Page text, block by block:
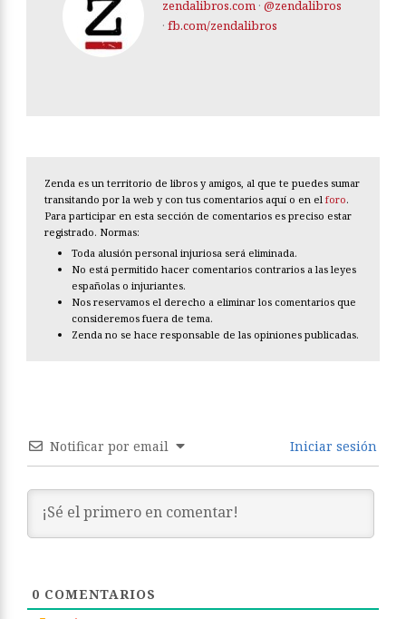
zendalibros.com · @zendalibros
· fb.com/zendalibros
Zenda es un territorio de libros y amigos, al que te puedes sumar
transitando por la web y con tus comentarios aquí o en el foro.
Para participar en esta sección de comentarios es preciso estar
registrado. Normas:
Toda alusión personal injuriosa será eliminada.
No está permitido hacer comentarios contrarios a las leyes
españolas o injuriantes.
Nos reservamos el derecho a eliminar los comentarios que
consideremos fuera de tema.
Zenda no se hace responsable de las opiniones publicadas.
Notificar por email Iniciar sesión
0 COMENTARIOS